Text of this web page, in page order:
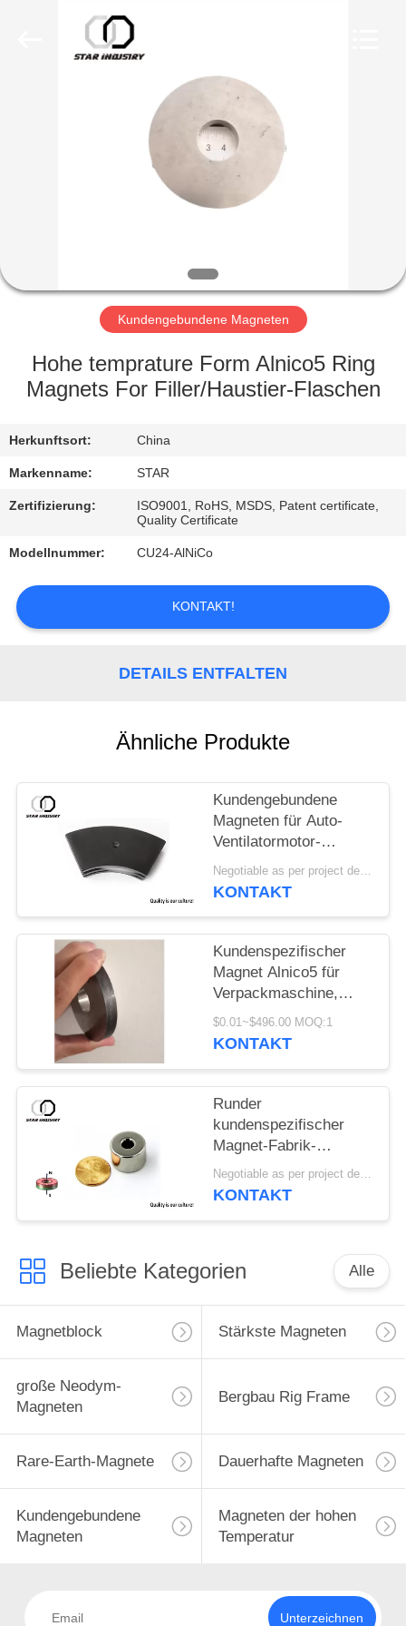
FABRIK-
AUSFLUG
QUALITÄTSKONTROLLE
TRETEN
SIE
MIT
IN
VERBINDUNG
magnetsassembly.com.
Kundengebundene Magneten
Hohe temprature Form Alnico5 Ring
Magnets For Filler/Haustier-Flaschen
Herkunftsort: China
Markenname: STAR
Zertifizierung:
ISO9001, RoHS, MSDS, Patent certificate,
Quality Certificate
Modellnummer: CU24-AlNiCo
KONTAKT!
DETAILS ENTFALTEN
Ähnliche Produkte
Kundengebundene
Magneten für Auto-
Ventilatormotor-
Schwarz-Epoxid-
Neodym-dauerhafte
Negotiable as per project details MOQ:Beispielauftrag
KONTAKT
Kundenspezifischer
Magnet Alnico5 für
Verpackmaschine,
Hochtemperaturmagneten
des alnicos 450~525℃
$0.01~$496.00 MOQ:1
KONTAKT
Runder
kundenspezifischer
Magnet-Fabrik-
Versorgungs-
industrieller
Negotiable as per project details MOQ:Beispielauftrag
KONTAKT
Beliebte Kategorien Alle
Magnetblock Stärkste Magneten
große Neodym-
Magneten
Bergbau Rig Frame
Rare-Earth-Magnete Dauerhafte Magneten
Kundengebundene
Magneten
Magneten der hohen
Temperatur
Unterzeichnen